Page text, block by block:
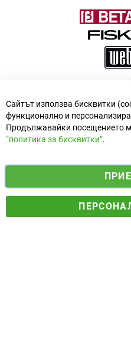
© 2025 Ogradina.bg Всички
f
a
Електронен
Сайтът използва бисквитки
функционално и
Продължавайки посещението
“политика за бисквитки”.